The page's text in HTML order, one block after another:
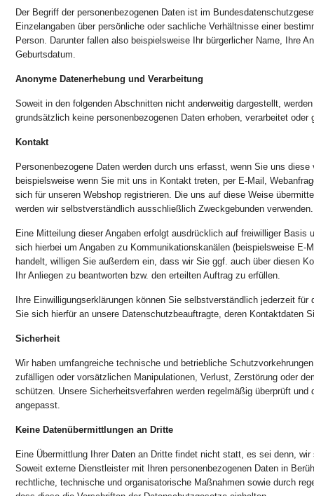
Der Begriff der personenbezogenen Daten ist im
Einzelangaben über persönliche oder sachliche Verhältnisse einer
Person. Darunter fallen also beispielsweise Ihr bürgerlicher Name, Ihre
Geburtsdatum.
Anonyme Datenerhebung und Verarbeitung
Soweit in den folgenden Abschnitten nicht anderweitig dargestellt,
grundsätzlich keine personenbezogenen Daten erhoben, verarbeitet
Kontakt
Personenbezogene Daten werden durch uns erfasst, wenn Sie uns
beispielsweise wenn Sie mit uns in Kontakt treten, per E-Mail,
sich für unseren Webshop registrieren. Die uns auf diese Weise
werden wir selbstverständlich ausschließlich Zweckgebunden verwenden.
Eine Mitteilung dieser Angaben erfolgt ausdrücklich auf freiwilliger Basis
sich hierbei um Angaben zu Kommunikationskanälen (beispielsweise E-
handelt, willigen Sie außerdem ein, dass wir Sie ggf. auch über diesen
Ihr Anliegen zu beantworten bzw. den erteilten Auftrag zu erfüllen.
Ihre Einwilligungserklärungen können Sie selbstverständlich jederzeit
Sie sich hierfür an unsere Datenschutzbeauftragte, deren Kontaktdaten
Sicherheit
Wir haben umfangreiche technische und betriebliche
zufälligen oder vorsätzlichen Manipulationen, Verlust, Zerstörung oder
schützen. Unsere Sicherheitsverfahren werden regelmäßig überprüft
angepasst.
Keine Datenübermittlungen an Dritte
Eine Übermittlung Ihrer Daten an Dritte findet nicht statt, es sei denn,
Soweit externe Dienstleister mit Ihren personenbezogenen Daten in
rechtliche, technische und organisatorische Maßnahmen sowie durch